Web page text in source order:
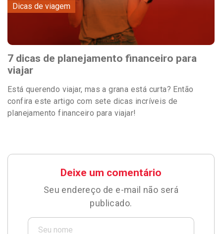
Dicas de viagem
7 dicas de planejamento financeiro para
viajar
Está querendo viajar, mas a grana está curta? Então
confira este artigo com sete dicas incríveis de
planejamento financeiro para viajar!
Deixe um comentário
Seu endereço de e-mail não será
publicado.